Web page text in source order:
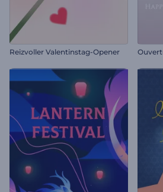
Reizvoller Valentinstag-Opener